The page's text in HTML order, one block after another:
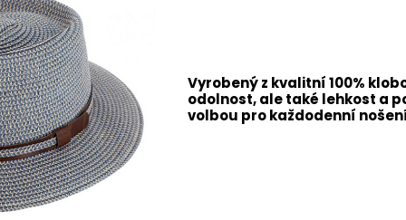
Vyrobený z kvalitní 100%
odolnost, ale také lehkost a
volbou pro každodenní